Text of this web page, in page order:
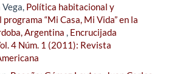
Política habitacional y
“Mi Casa, Mi Vida” en la
Argentina , Encrucijada
4 Núm. 1 (2011): Revista